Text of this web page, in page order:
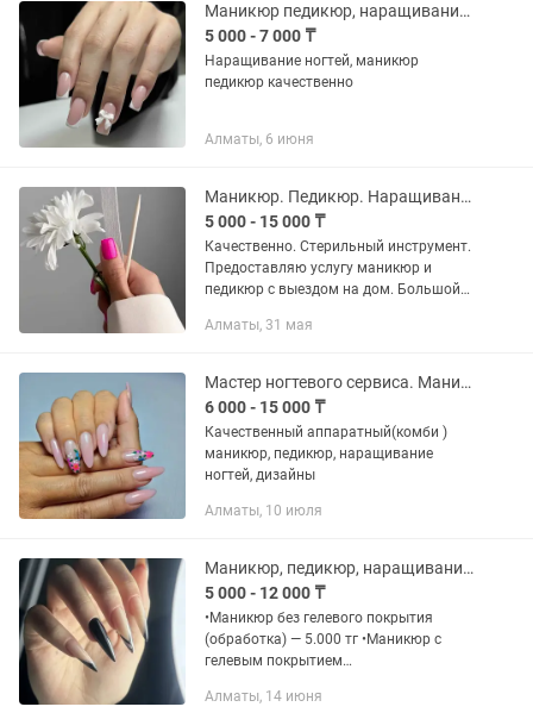
Маникюр педикюр, наращивание ногтей
5 000 - 7 000 ₸
Наращивание ногтей, маникюр
педикюр качественно
Алматы, 6 июня
Маникюр. Педикюр. Наращивание ногтей.
5 000 - 15 000 ₸
Качественно. Стерильный инструмент.
Предоставляю услугу маникюр и
педикюр с выездом на дом. Большой
5000тг. Педикюр 6000тг Наращивание
Алматы, 31 мая
Мастер ногтевого сервиса. Маникюр, педикюр, наращивание ногтей на выезд
6 000 - 15 000 ₸
Качественный аппаратный(комби )
маникюр, педикюр, наращивание
ногтей, дизайны
Алматы, 10 июля
Маникюр, педикюр, наращивание ногтей, японский маникюр
5 000 - 12 000 ₸
•Маникюр без гелевого покрытия
(обработка) — 5.000 тг •Маникюр с
гелевым покрытием
укрепление + выравнивание) — 8.000 тг
Алматы, 14 июня